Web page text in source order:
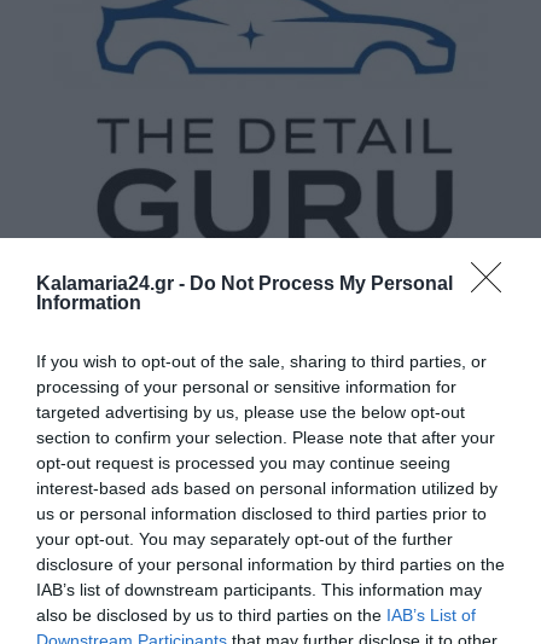
Kalamaria24.gr - Do Not Process My Personal
Information
If you wish to opt-out of the sale, sharing to third parties, or
processing of your personal or sensitive information for
targeted advertising by us, please use the below opt-out
section to confirm your selection. Please note that after your
opt-out request is processed you may continue seeing
interest-based ads based on personal information utilized by
us or personal information disclosed to third parties prior to
your opt-out. You may separately opt-out of the further
disclosure of your personal information by third parties on the
IAB’s list of downstream participants. This information may
also be disclosed by us to third parties on the IAB’s List of
Downstream Participants that may further disclose it to other